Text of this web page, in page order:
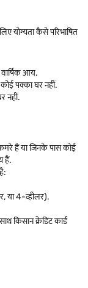
योग्यता कैसे परिभाषित
आय.
पक्का घर नहीं.
नहीं.
हैं या जिनके पास कोई
हैं.
या 4-व्हीलर).
किसान क्रेडिट कार्ड